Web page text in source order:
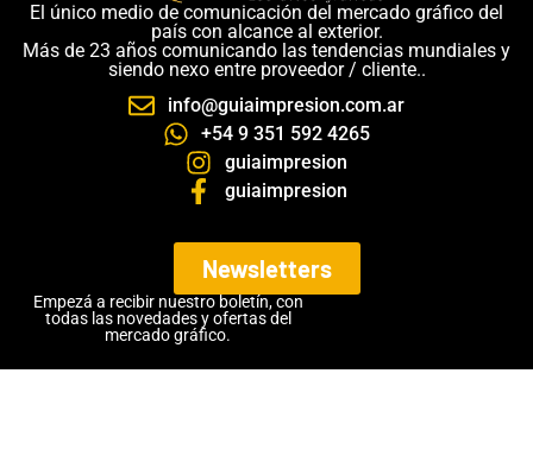
El único medio de comunicación del mercado gráfico del
país con alcance al exterior.
Más de 23 años comunicando las tendencias mundiales y
siendo nexo entre proveedor / cliente..
info@guiaimpresion.com.ar
+54 9 351 592 4265
guiaimpresion
guiaimpresion
Newsletters
Empezá a recibir nuestro boletín, con
todas las novedades y ofertas del
mercado gráfico.